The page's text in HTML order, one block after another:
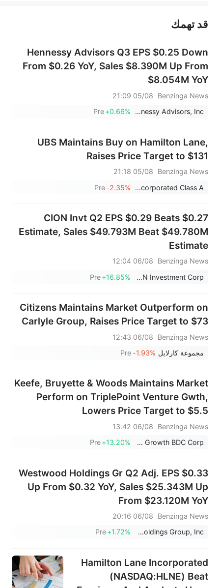
عند الضرورة، يرجى استشارة مستشار استثمار محترف. لا تقدم منصة سهم أي مشورة استثمارية، ولا تقدم أي التزامات أو ضمانات.
قد تهمك
Hennessy Advisors Q3 EPS $0.25 Down
From $0.26 YoY, Sales $8.390M Up From
$8.054M YoY
Benzinga News
05/08 21:09
Hennessy Advisors, Inc.
+0.66%
Pre
UBS Maintains Buy on Hamilton Lane,
Raises Price Target to $131
Benzinga News
05/08 21:18
Hamilton Lane Incorporated Class A
-2.35%
Pre
CION Invt Q2 EPS $0.29 Beats $0.27
Estimate, Sales $49.793M Beat $49.780M
Estimate
Benzinga News
06/08 12:04
CION Investment Corp.
+16.85%
Pre
Citizens Maintains Market Outperform on
Carlyle Group, Raises Price Target to $73
Benzinga News
06/08 12:43
مجموعة كارلايل -1.93%
Pre
Keefe, Bruyette & Woods Maintains Market
Perform on TriplePoint Venture Gwth,
Lowers Price Target to $5.5
Benzinga News
06/08 13:42
TriplePoint Venture Growth BDC Corp.
+13.20%
Pre
Westwood Holdings Gr Q2 Adj. EPS $0.33
Up From $0.32 YoY, Sales $25.343M Up
From $23.120M YoY
Benzinga News
06/08 20:16
Westwood Holdings Group, Inc.
+1.72%
Pre
Hamilton Lane Incorporated
(NASDAQ:HLNE) Beat